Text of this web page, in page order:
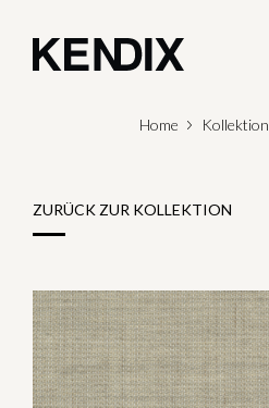
Home Kollektion
ZURÜCK ZUR KOLLEKTION